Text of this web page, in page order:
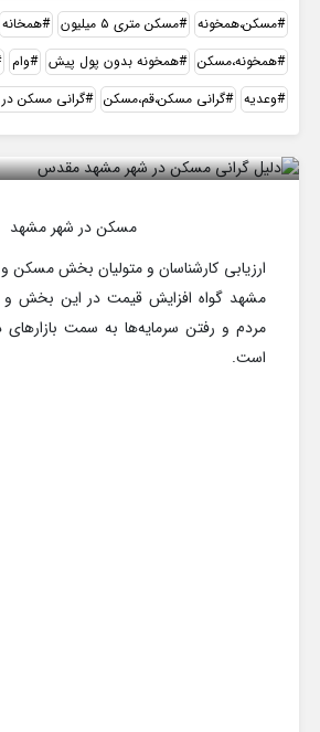
مسکن،همخونه
مسکن متری ۵ میلیون همخانه
همخونه،مسکن
همخونه بدون پول پیش وام
وعدیه
گرانی مسکن،قم،مسکن گرانی مسکن
دلیل گرانی مسکن در شهر
مسکن در شهر مشهد
ارزیابی کارشناسان و متولیان بخش
مشهد گواه افزایش قیمت در این بخش
مردم و رفتن سرمایه‌ها به سمت بازارهای
است.